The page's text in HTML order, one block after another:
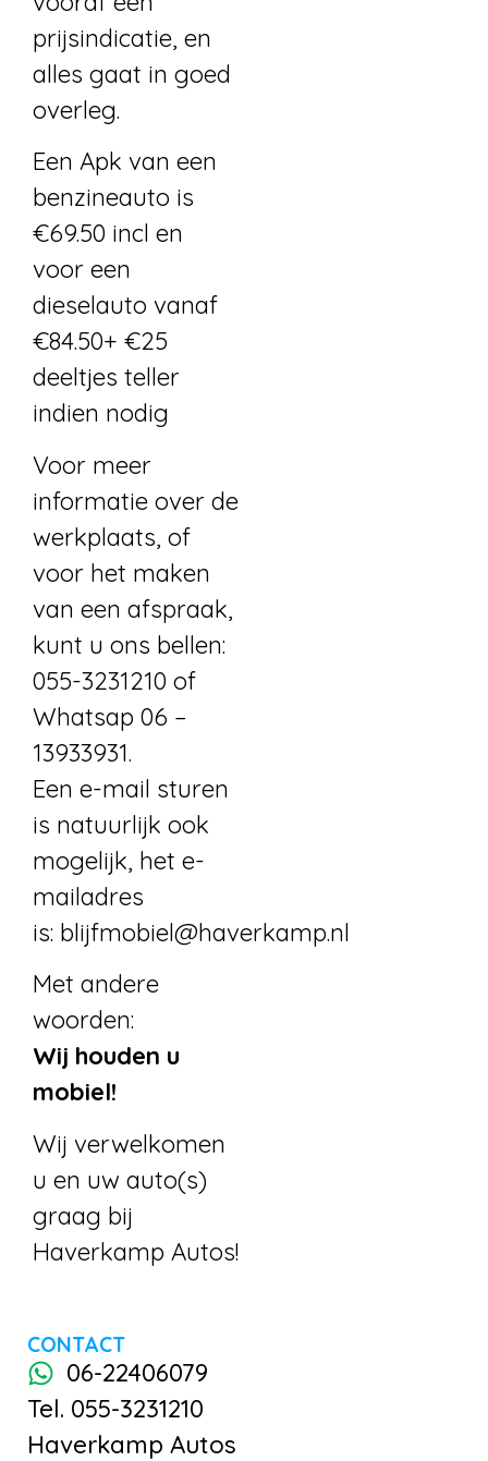
prijsindicatie, en
alles gaat in goed
overleg.
Een Apk van een
benzineauto is
€69.50 incl en
voor een
dieselauto vanaf
€84.50+ €25
deeltjes teller
indien nodig
Voor meer
informatie over de
werkplaats, of
voor het maken
van een afspraak,
kunt u ons bellen:
055-3231210 of
Whatsap 06 –
13933931.
Een e-mail sturen
is natuurlijk ook
mogelijk, het e-
mailadres
is: blijfmobiel@haverkamp.nl
Met andere
woorden:
Wij houden u
mobiel!
Wij verwelkomen
u en uw auto(s)
graag bij
Haverkamp Autos!
CONTACT
06-22406079
Tel. 055-3231210
Haverkamp Autos